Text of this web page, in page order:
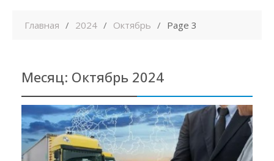
Главная 2024 Октябрь Page 3
Месяц: Октябрь 2024